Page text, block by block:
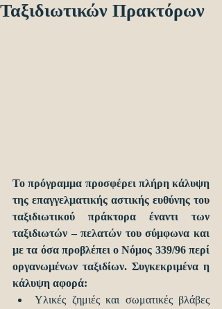
Ταξιδιωτικών Πρακτόρων
Το πρόγραμμα προσφέρει πλήρη κάλυψη
της επαγγελματικής αστικής ευθύνης του
ταξιδιωτικού πράκτορα έναντι των
ταξιδιωτών – πελατών του σύμφωνα και
με τα όσα προβλέπει ο Νόμος 339/96 περί
οργανωμένων ταξιδίων. Συγκεκριμένα η
κάλυψη αφορά:
Υλικές ζημιές και σωματικές βλάβες